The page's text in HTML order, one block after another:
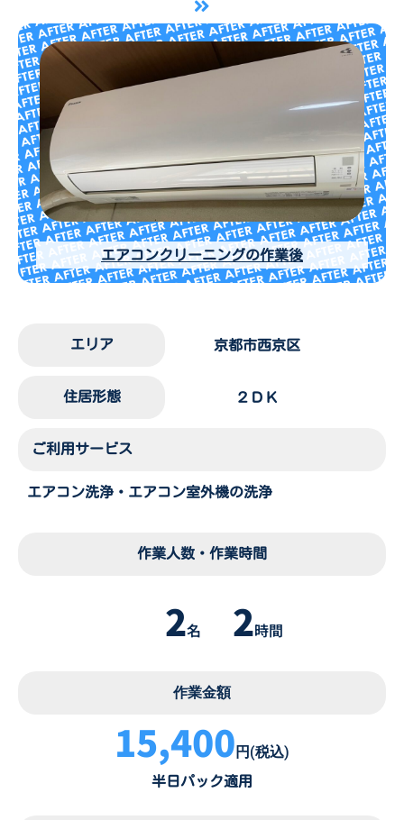
エアコンクリーニングの作業後
エリア 京都市西京区
住居形態 ２ＤＫ
ご利用サービス
エアコン洗浄・エアコン室外機の洗浄
作業人数・作業時間
2名 2時間
作業金額
15,400 円(税込)
半日パック適用